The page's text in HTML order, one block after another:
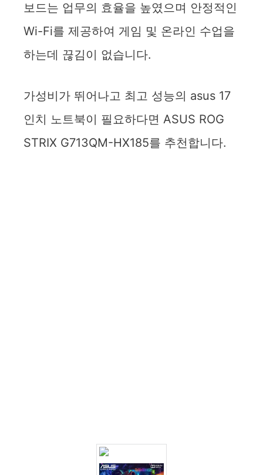
보드는 업무의 효율을 높였으며 안정적인
Wi-Fi를 제공하여 게임 및 온라인 수업을
하는데 끊김이 없습니다.
가성비가 뛰어나고 최고 성능의 asus 17
인치 노트북이 필요하다면 ASUS ROG
STRIX G713QM-HX185를 추천합니다.